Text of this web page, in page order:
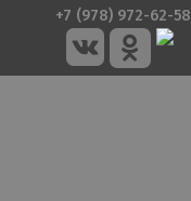
+7 (978) 972-62-58